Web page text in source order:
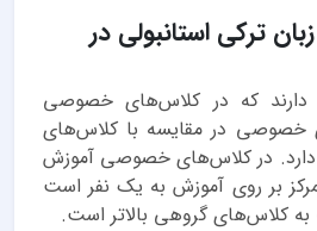
ترکی استانبولی در
دارند که در کلاس‌های خصوصی
خصوصی در مقایسه با کلاس‌های
دارد. در کلاس‌های خصوصی آموزش
بر روی آموزش به یک نفر است
کلاس‌های گروهی بالاتر است.